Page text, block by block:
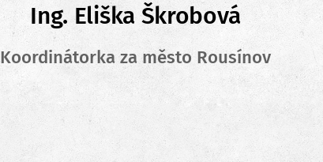
Ing. Eliška Škrobová
Koordinátorka za město Rousínov